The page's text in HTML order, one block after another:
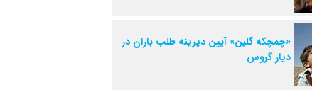
«چمچکه گلین» آیین دیرینه طلب باران در
دیار گروس